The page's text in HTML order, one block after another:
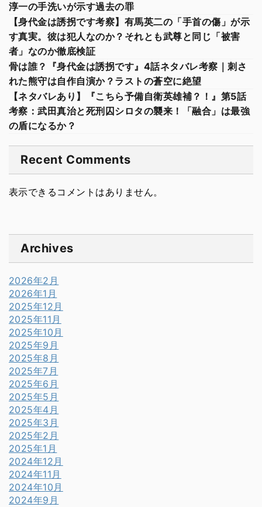
淳一の手洗いが示す過去の罪
【身代金は誘拐です考察】有馬英二の「手首の傷」が示
す真実。彼は犯人なのか？それとも武尊と同じ「被害
者」なのか徹底検証
骨は誰？『身代金は誘拐です』4話ネタバレ考察｜刺さ
れた熊守は自作自演か？ラストの蒼空に絶望
【ネタバレあり】『こちら予備自衛英雄補？！』第5話
考察：武田真治と死刑囚シロタの襲来！「融合」は最強
の盾になるか？
Recent Comments
表示できるコメントはありません。
Archives
2026年2月
2026年1月
2025年12月
2025年11月
2025年10月
2025年9月
2025年8月
2025年7月
2025年6月
2025年5月
2025年4月
2025年3月
2025年2月
2025年1月
2024年12月
2024年11月
2024年10月
2024年9月